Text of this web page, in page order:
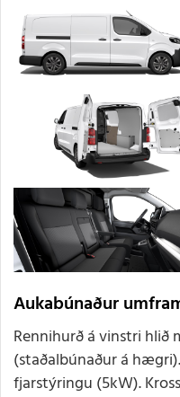
Aukabúnaður
Rennihurð á vinstri hlið
(staðalbúnaður á
fjarstýringu (5kW).